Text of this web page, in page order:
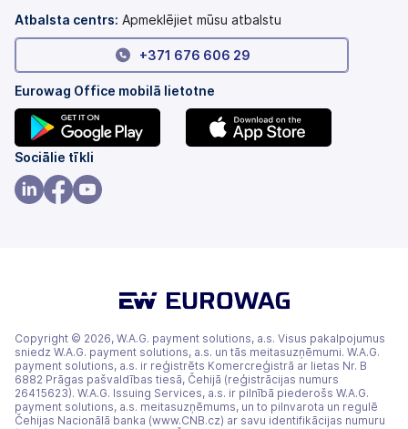
Atbalsta centrs: Apmeklējiet mūsu atbalstu
+371 676 606 29
Eurowag Office mobilā lietotne
(tiek
atvērts
jaunā
Sociālie tīkli
Copyright © 2026, W.A.G. payment solutions, a.s. Visus pakalpojumus
sniedz W.A.G. payment solutions, a.s. un tās meitasuzņēmumi. W.A.G.
payment solutions, a.s. ir reģistrēts Komercreģistrā ar lietas Nr. B
6882 Prāgas pašvaldības tiesā, Čehijā (reģistrācijas numurs
26415623). W.A.G. Issuing Services, a.s. ir pilnībā piederošs W.A.G.
payment solutions, a.s. meitasuzņēmums, un to pilnvarota un regulē
Čehijas Nacionālā banka (www.CNB.cz) ar savu identifikācijas numuru